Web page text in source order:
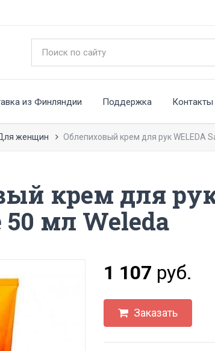
из Финляндии Поддержка Контакты
женщин Облепиховый крем для рук WELEDA
крем для рук
50 мл Weleda
1 107 руб.
Заказать